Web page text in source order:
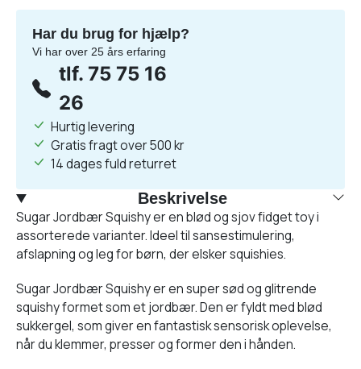
Har du brug for hjælp?
Vi har over 25 års erfaring
tlf. 75 75 16
26
Hurtig levering
Gratis fragt over 500 kr
14 dages fuld returret
Beskrivelse
Sugar Jordbær Squishy er en blød og sjov fidget toy i
assorterede varianter. Ideel til sansestimulering,
afslapning og leg for børn, der elsker squishies.
Sugar Jordbær Squishy er en super sød og glitrende
squishy formet som et jordbær. Den er fyldt med blød
sukkergel, som giver en fantastisk sensorisk oplevelse,
når du klemmer, presser og former den i hånden.